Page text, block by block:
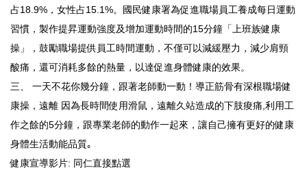
占18.9%，女性占15.1%。國民健康署為促進職場員工養成每日運動
習慣，製作提昇運動強度及增加運動時間的15分鐘「上班族健康
操」，鼓勵職場提供員工時間運動，不僅可以減緩壓力，減少肩頸
酸痛，還可消耗多餘的熱量，以達促進身體健康的效果。
三、 一天不花你幾分鐘，跟著老師動一動！導正筋骨有深根職場健
康操，遠離 因為長時間使用滑鼠，遠離久站造成的下肢痠痛,利用工
作之餘的5分鐘，跟專業老師的動作一起來，讓自己擁有更好的健康
身體生活動能品質｡
健康宣導影片: 同仁直接點選